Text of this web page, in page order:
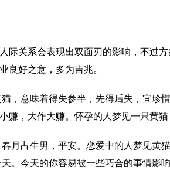
际关系会表现出双面刃的影响，不过
良好之意，多为吉兆。
，意味着得失参半，先得后失，宜珍
，大作大赚。怀孕的人梦见一只黄猫
月占生男，平安。恋爱中的人梦见黄
。今天的你容易被一些巧合的事情影响